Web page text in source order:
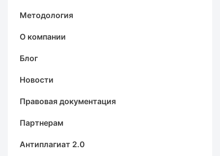
Методология
О компании
Блог
Новости
Правовая документация
Партнерам
Антиплагиат 2.0